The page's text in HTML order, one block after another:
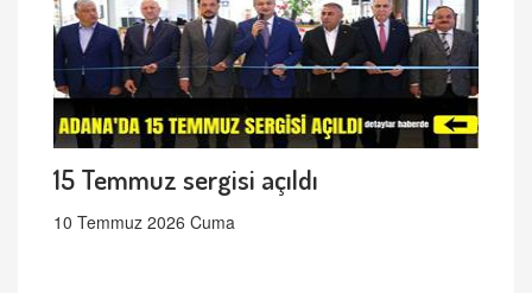
15 Temmuz sergisi açıldı
10 Temmuz 2026 Cuma